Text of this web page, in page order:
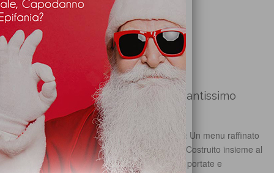
Feste organizzate dalla sala
RICHIEDI PREVENTIVO GRATIS
Ulteriori informazioni su Relais Il Santissimo
Si ospita più di un evento al giorno?
Il menu tipo cosa comprende, descrizione: Un menu raffinato
completo con tutte le portate servite a tavola. Costruito insieme al
cliente, completamente personalizzabile nelle portate e